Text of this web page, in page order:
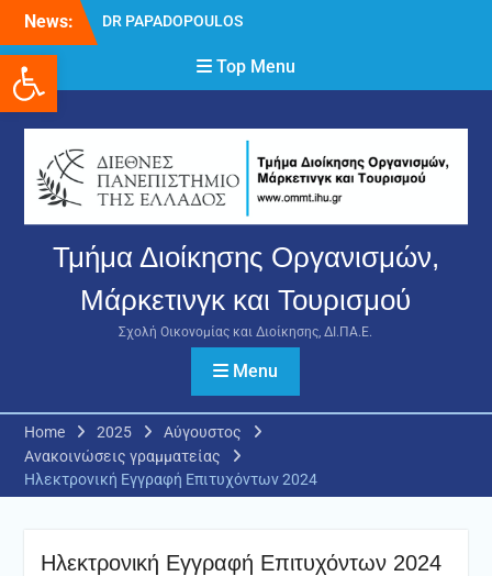
Ανοίξτε τη γραμμή εργαλείων
content
News:
DR PAPADOPOULOS
Δρ Παπαδόπουλος
Νικόλαος
δικαιολογητικών και
ενστάσεων για τη
χορήγηση του
στεγαστικού επιδόματος
ακαδημαϊκού έτους 2025-
2026.
Top Menu
Τμήμα Διοίκησης Οργανισμών,
Μάρκετινγκ και Τουρισμού
Σχολή Οικονομίας και Διοίκησης, ΔΙ.ΠΑ.Ε.
Menu
Home 2025
Αύγουστος
Ανακοινώσεις γραμματείας
Ηλεκτρονική Εγγραφή Επιτυχόντων 2024
Ηλεκτρονική Εγγραφή Επιτυχόντων 2024